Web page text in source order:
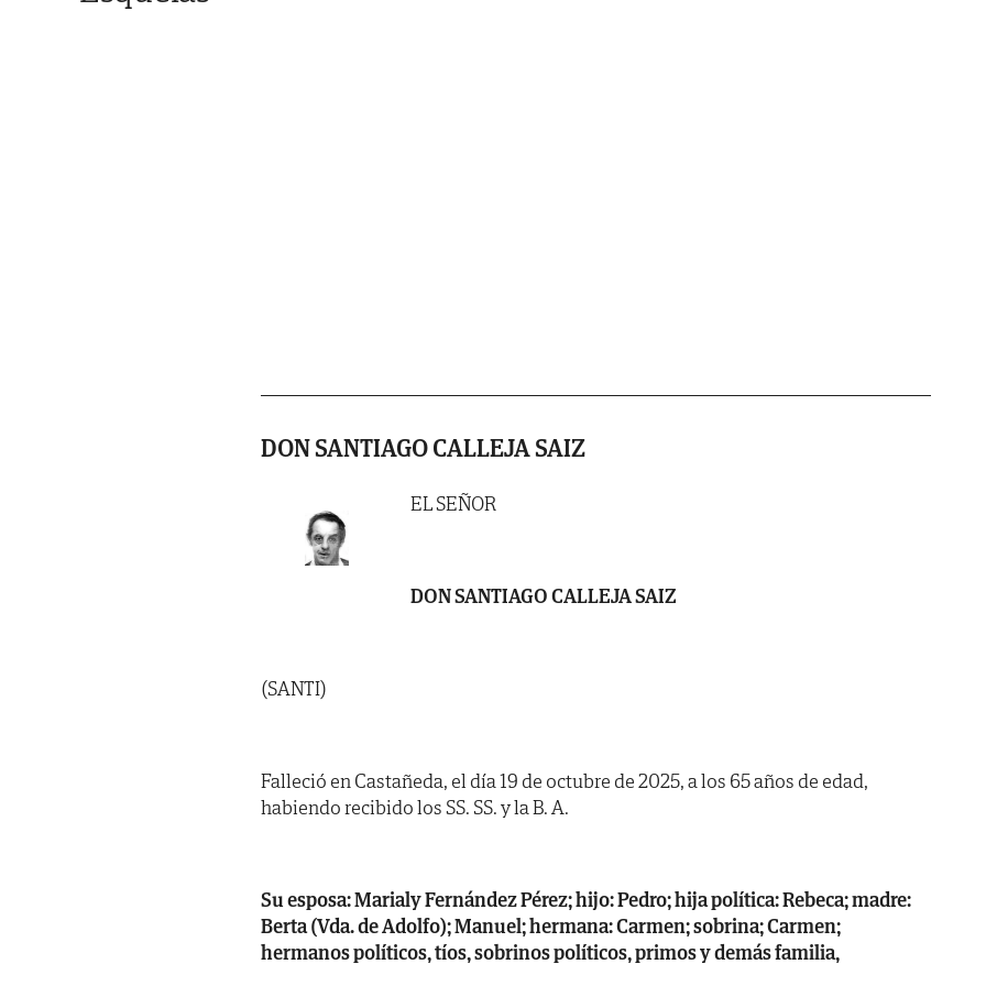
DON SANTIAGO CALLEJA SAIZ
EL SEÑOR
DON SANTIAGO CALLEJA SAIZ
(SANTI)
Falleció en Castañeda, el día 19 de octubre de 2025, a los 65 años de edad,
habiendo recibido los SS. SS. y la B. A.
Su esposa: Marialy Fernández Pérez; hijo: Pedro; hija política: Rebeca; madre:
Berta (Vda. de Adolfo); Manuel; hermana: Carmen; sobrina; Carmen;
hermanos políticos, tíos, sobrinos políticos, primos y demás familia,